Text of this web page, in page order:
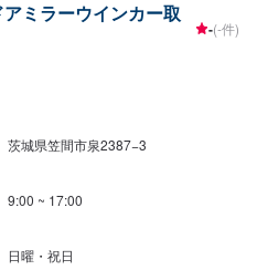
ミラーウインカー取
-(-件)
茨城県笠間市泉2387−3
9:00 ~ 17:00
日曜・祝日